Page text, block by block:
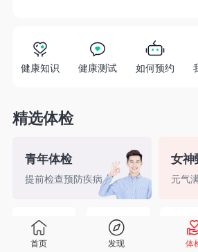
健康知识 健康测试 如何预约
精选体检
青年体检
提前检查预防疾病
女神
元气
精英白领 备孕检查 入职
首页 发现 体